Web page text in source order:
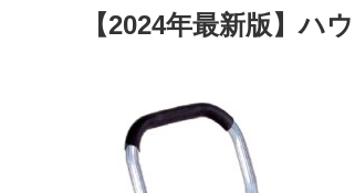
【2024年最新版】ハ